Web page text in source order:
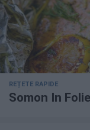
REȚETE RAPIDE
Somon In